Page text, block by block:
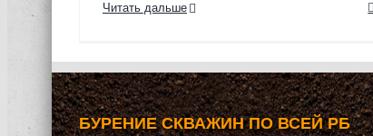
Читать дальше
БУРЕНИЕ СКВАЖИН ПО ВСЕЙ РБ